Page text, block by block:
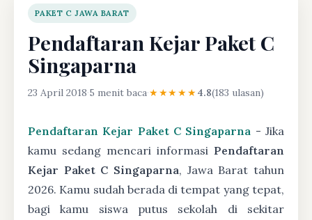
PAKET C JAWA BARAT
Pendaftaran Kejar Paket C
Singaparna
23 April 2018·5 menit baca·★★★★★4.8(183 ulasan)
Pendaftaran Kejar Paket C Singaparna - Jika
kamu sedang mencari informasi Pendaftaran
Kejar Paket C Singaparna, Jawa Barat tahun
2026. Kamu sudah berada di tempat yang tepat,
bagi kamu siswa putus sekolah di sekitar